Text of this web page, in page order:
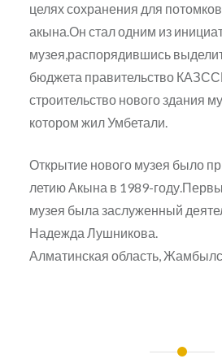
целях сохранения для
акына.Он стал одним из
музея,распорядившись
бюджета правительство
строительство нового здания
котором жил Умбетали.
Открытие нового музея было
летию Акына в 1989-
музея была заслуженный
Надежда Лушникова.
Алматинская область,